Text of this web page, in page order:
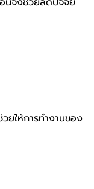
ยให้การทำงานของ